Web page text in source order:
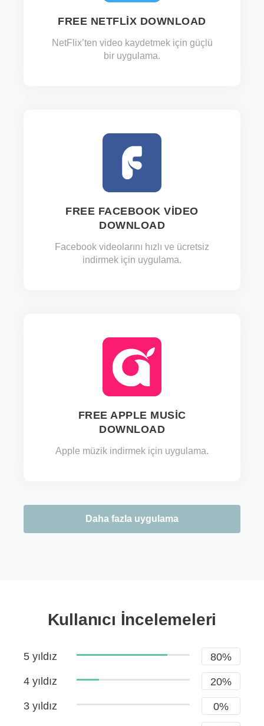
FREE NETFLIX DOWNLOAD
NetFlix’ten video kaydetmek için güçlü
bir uygulama.
FREE FACEBOOK VIDEO
DOWNLOAD
Facebook videolarını hızlı ve ücretsiz
indirmek için uygulama.
FREE APPLE MUSIC
DOWNLOAD
Apple müzik indirmek için uygulama.
Daha fazla uygulama
Kullanıcı İncelemeleri
5 yıldız 80%
4 yıldız 20%
3 yıldız 0%